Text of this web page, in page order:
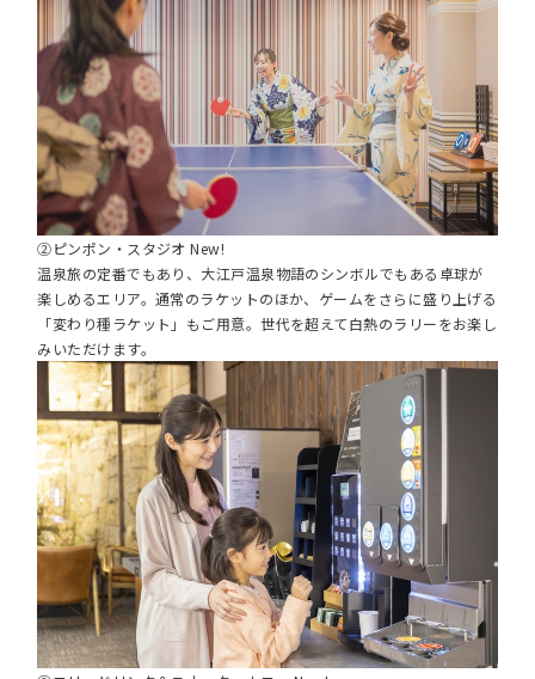
②ピンポン・スタジオ New!
温泉旅の定番でもあり、大江戸温泉物語のシンボルでもある卓球が
楽しめるエリア。通常のラケットのほか、ゲームをさらに盛り上げる
「変わり種ラケット」もご用意。世代を超えて白熱のラリーをお楽し
みいただけます。